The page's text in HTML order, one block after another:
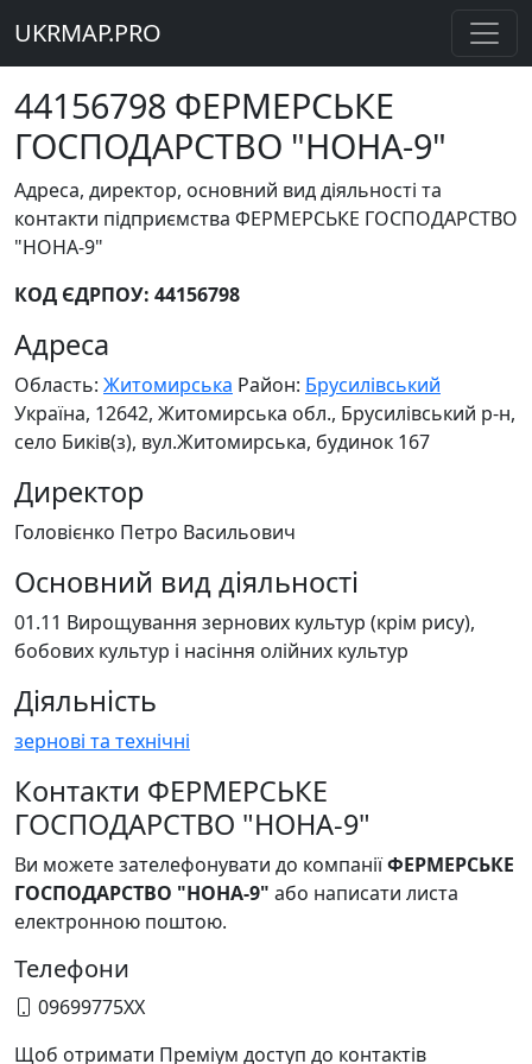
UKRMAP.PRO
44156798 ФЕРМЕРСЬКЕ
ГОСПОДАРСТВО "НОНА-9"
Адреса, директор, основний вид діяльності та
контакти підприємства ФЕРМЕРСЬКЕ ГОСПОДАРСТВО
"НОНА-9"
КОД ЄДРПОУ: 44156798
Адреса
Область: Житомирська Район: Брусилівський
Україна, 12642, Житомирська обл., Брусилівський р-н,
село Биків(з), вул.Житомирська, будинок 167
Директор
Головієнко Петро Васильович
Основний вид діяльності
01.11 Вирощування зернових культур (крім рису),
бобових культур і насіння олійних культур
Діяльність
зернові та технічні
Контакти ФЕРМЕРСЬКЕ
ГОСПОДАРСТВО "НОНА-9"
Ви можете зателефонувати до компаніїФЕРМЕРСЬКЕ
ГОСПОДАРСТВО "НОНА-9" або написати листа
електронною поштою.
Телефони
09699775XX
Щоб отримати Преміум доступ до контактів